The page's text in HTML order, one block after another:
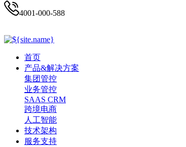
4001-000-588
首页
产品&解决方案
集团管控
业务管控
SAAS CRM
跨境电商
人工智能
技术架构
服务支持